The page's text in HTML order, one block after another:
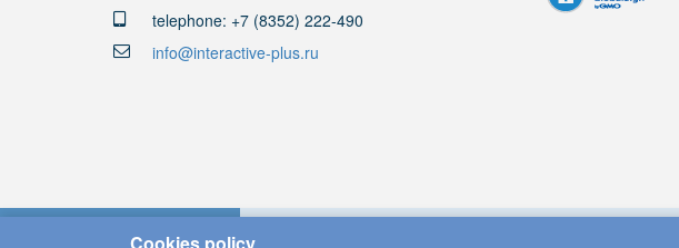
telephone: +7 (8352) 222-490
info@interactive-plus.ru